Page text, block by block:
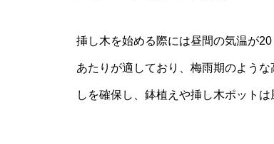
挿し木を始める際には昼間の気温が
あたりが適しており、梅雨期のよう
しを確保し、鉢植えや挿し木ポット